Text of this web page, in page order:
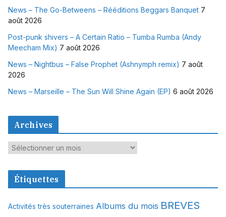
News – The Go-Betweens – Rééditions Beggars Banquet 7
août 2026
Post-punk shivers – A Certain Ratio – Tumba Rumba (Andy
Meecham Mix) 7 août 2026
News – Nightbus – False Prophet (Ashnymph remix) 7 août
2026
News – Marseille – The Sun Will Shine Again (EP) 6 août 2026
Archives
A
c
v
Étiquettes
Activités très souterraines Albums du mois BREVES